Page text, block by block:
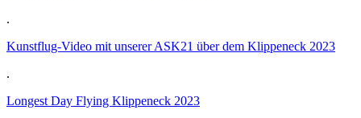
.
Kunstflug-Video mit unserer ASK21 über dem Klippeneck 2023
.
Longest Day Flying Klippeneck 2023